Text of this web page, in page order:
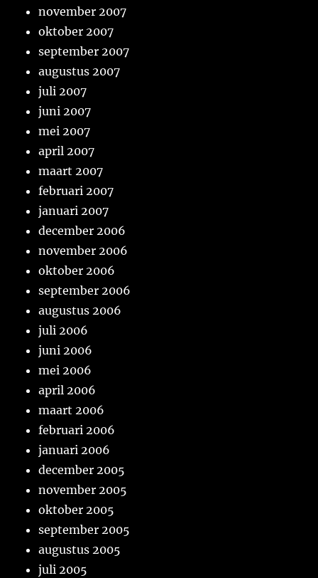
november 2007
oktober 2007
september 2007
augustus 2007
juli 2007
juni 2007
mei 2007
april 2007
maart 2007
februari 2007
januari 2007
december 2006
november 2006
oktober 2006
september 2006
augustus 2006
juli 2006
juni 2006
mei 2006
april 2006
maart 2006
februari 2006
januari 2006
december 2005
november 2005
oktober 2005
september 2005
augustus 2005
juli 2005